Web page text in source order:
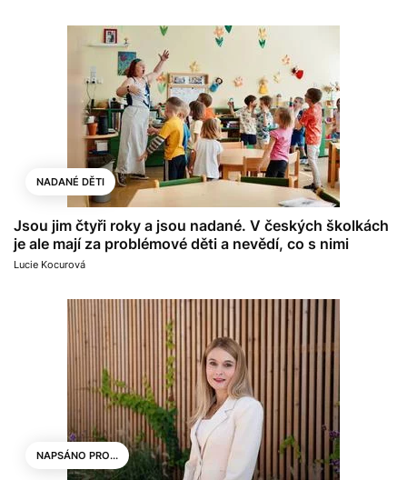
NADANÉ DĚTI
Jsou jim čtyři roky a jsou nadané. V českých školkách
je ale mají za problémové děti a nevědí, co s nimi
Lucie Kocurová
NAPSÁNO PRO...